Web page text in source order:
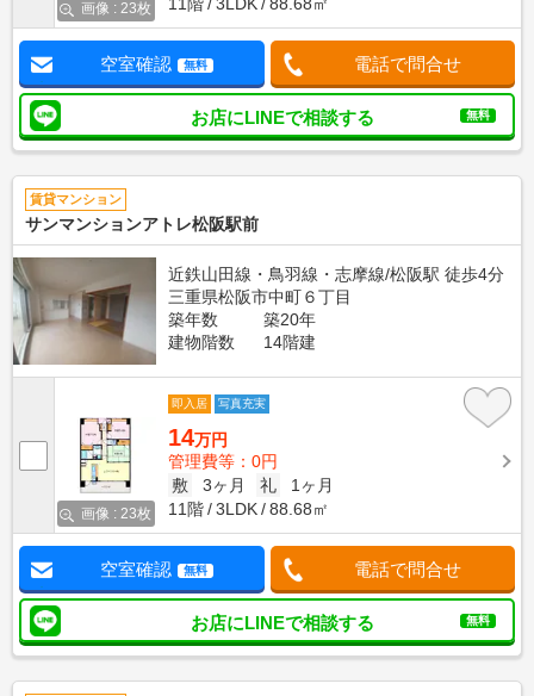
画像 : 23枚
空室確認 無料 電話で問合せ
お店にLINEで相談する 無料
賃貸マンション
サンマンションアトレ松阪駅前
近鉄山田線・鳥羽線・志摩線/松阪駅 徒歩4分
三重県松阪市中町６丁目
築年数
築20年
建物階数
14階建
画像 : 23枚
即入居 写真充実
14万円
管理費等：0円
敷
3ヶ月 礼
1ヶ月
11階
3LDK 88.68㎡
空室確認 無料 電話で問合せ
お店にLINEで相談する 無料